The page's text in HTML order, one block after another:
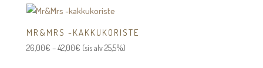
MR&MRS -KAKKUKORISTE
26,00€ –42,00€Hintaluokka:
(sis alv 25,5%)